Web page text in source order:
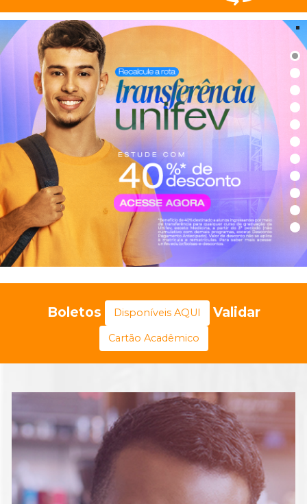
Boletos Disponíveis AQUI Validar
Cartão Acadêmico